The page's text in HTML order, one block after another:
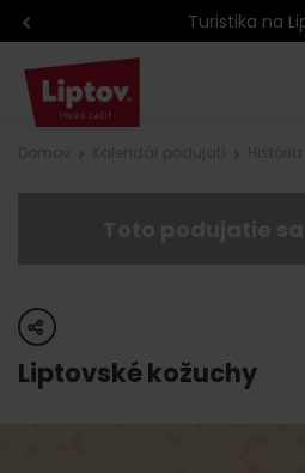
Turistika na
share
Liptovské kožuchy